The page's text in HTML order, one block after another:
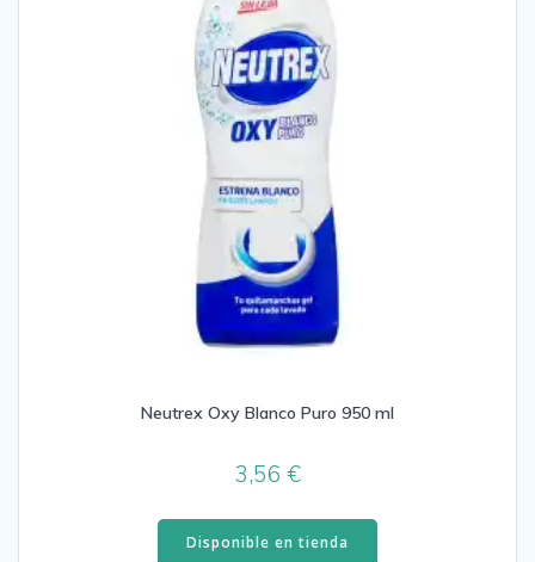
Neutrex Oxy Blanco Puro 950 ml
3,56€
Disponible en tienda